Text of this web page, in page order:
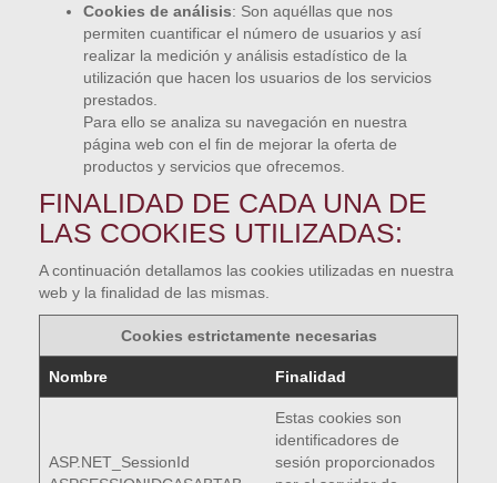
Cookies de análisis: Son aquéllas que nos
permiten cuantificar el número de usuarios y así
realizar la medición y análisis estadístico de la
utilización que hacen los usuarios de los servicios
prestados.
Para ello se analiza su navegación en nuestra
página web con el fin de mejorar la oferta de
productos y servicios que ofrecemos.
FINALIDAD DE CADA UNA DE
LAS COOKIES UTILIZADAS:
A continuación detallamos las cookies utilizadas en nuestra
web y la finalidad de las mismas.
Cookies estrictamente necesarias
Nombre Finalidad
ASP.NET_SessionId
Estas cookies son
identificadores de
sesión proporcionados